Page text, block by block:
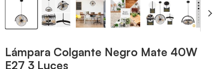
Lámpara Colgante Negro Mate 40W
E27 3 Luces